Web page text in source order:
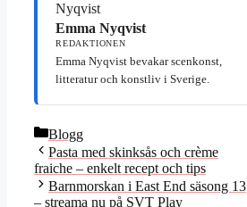
Emma Nyqvist
REDAKTIONEN
Emma Nyqvist bevakar scenkonst,
litteratur och konstliv i Sverige.
Kategorier
Blogg
Pasta med skinksås och crème
fraiche – enkelt recept och tips
Barnmorskan i East End säsong 13
– streama nu på SVT Play